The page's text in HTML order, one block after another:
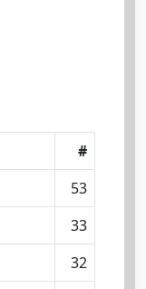
#
53
33
32